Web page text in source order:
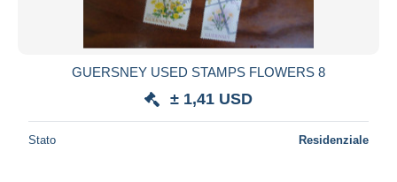
GUERSNEY USED STAMPS FLOWERS 8
± 1,41 USD
Stato Residenziale